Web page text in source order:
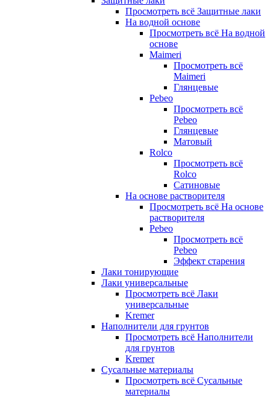
Просмотреть всё Защитные лаки
На водной основе
Просмотреть всё На водной
основе
Maimeri
Просмотреть всё
Maimeri
Глянцевые
Pebeo
Просмотреть всё
Pebeo
Глянцевые
Матовый
Rolco
Просмотреть всё
Rolco
Сатиновые
На основе растворителя
Просмотреть всё На основе
растворителя
Pebeo
Просмотреть всё
Pebeo
Эффект старения
Лаки тонирующие
Лаки универсальные
Просмотреть всё Лаки
универсальные
Kremer
Наполнители для грунтов
Просмотреть всё Наполнители
для грунтов
Kremer
Сусальные материалы
Просмотреть всё Сусальные
материалы